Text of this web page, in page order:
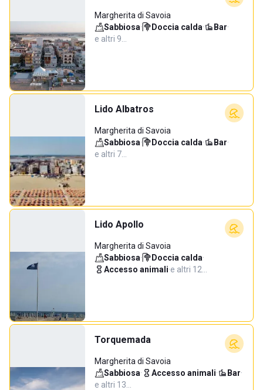
Margherita di Savoia
Sabbiosa· Doccia calda· Bar·
e altri 9…
Lido Albatros
Margherita di Savoia
Sabbiosa· Doccia calda· Bar·
e altri 7…
Lido Apollo
Margherita di Savoia
Sabbiosa· Doccia calda·
Accesso animali·e altri 12…
Torquemada
Margherita di Savoia
Sabbiosa· Accesso animali· Bar·
e altri 13…